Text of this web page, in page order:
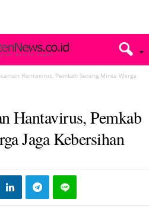
Hantavirus, Pemkab Serang Minta Warga
Hantavirus, Pemkab
Jaga Kebersihan